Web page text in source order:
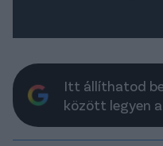
Itt állíthatod
között legyen